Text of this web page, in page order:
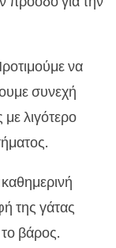
να
συνεχή
λιγότερο
της γάτας
βάρος.